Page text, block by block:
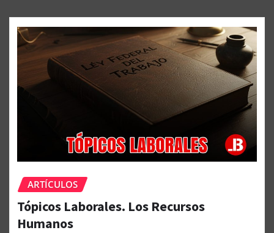
ARTÍCULOS
Tópicos Laborales. Los Recursos
Humanos